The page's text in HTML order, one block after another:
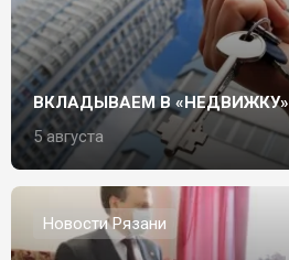
ВКЛАДЫВАЕМ В «НЕДВИЖКУ»
5 августа
Новости Рязани